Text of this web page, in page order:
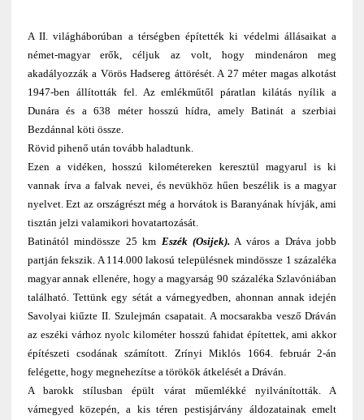
A II. világháborúban a térségben építették ki védelmi állásaikat a
német-magyar erők, céljuk az volt, hogy mindenáron meg
akadályozzák a Vörös Hadsereg áttörését. A 27 méter magas alkotást
1947-ben állították fel. Az emlékműtől páratlan kilátás nyílik a
Dunára és a 638 méter hosszú hídra, amely Batinát a szerbiai
Bezdánnal köti össze.
Rövid pihenő után tovább haladtunk.
Ezen a vidéken, hosszú kilométereken keresztül magyarul is ki
vannak írva a falvak nevei, és nevükhöz hűen beszélik is a magyar
nyelvet. Ezt az országrészt még a horvátok is Baranyának hívják, ami
tisztán jelzi valamikori hovatartozását.
Batinától mindössze 25 km Eszék (Osijek). A város a Dráva jobb
partján fekszik. A 114.000 lakosú településnek mindössze 1 százaléka
magyar annak ellenére, hogy a magyarság 90 százaléka Szlavóniában
található. Tettünk egy sétát a várnegyedben, ahonnan annak idején
Savolyai kiűzte II. Szulejmán csapatait. A mocsarakba vesző Dráván
az eszéki várhoz nyolc kilométer hosszú fahidat építettek, ami akkor
építészeti csodának számított. Zrínyi Miklós 1664. február 2-án
felégette, hogy megnehezítse a törökök átkelését a Dráván.
A barokk stílusban épült várat műemlékké nyilvánították. A
várnegyed közepén, a kis téren pestisjárvány áldozatainak emelt